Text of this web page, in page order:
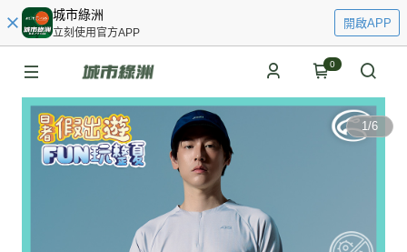
城市綠洲
立刻使用官方APP
開啟APP
0
1/6